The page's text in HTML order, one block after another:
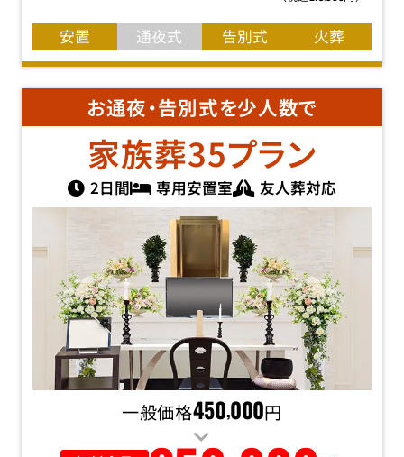
安置 通夜式 告別式 火葬
お通夜・告別式を少人数で
家族葬35プラン
2日間 専用安置室 友人葬対応
一般価格450,000円